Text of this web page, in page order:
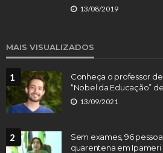
13/08/2019
MAIS VISUALIZADOS
1
Conheça o professor
“Nobel da Educação” de
13/09/2021
2
Sem exames, 96
quarentena em Ipameri